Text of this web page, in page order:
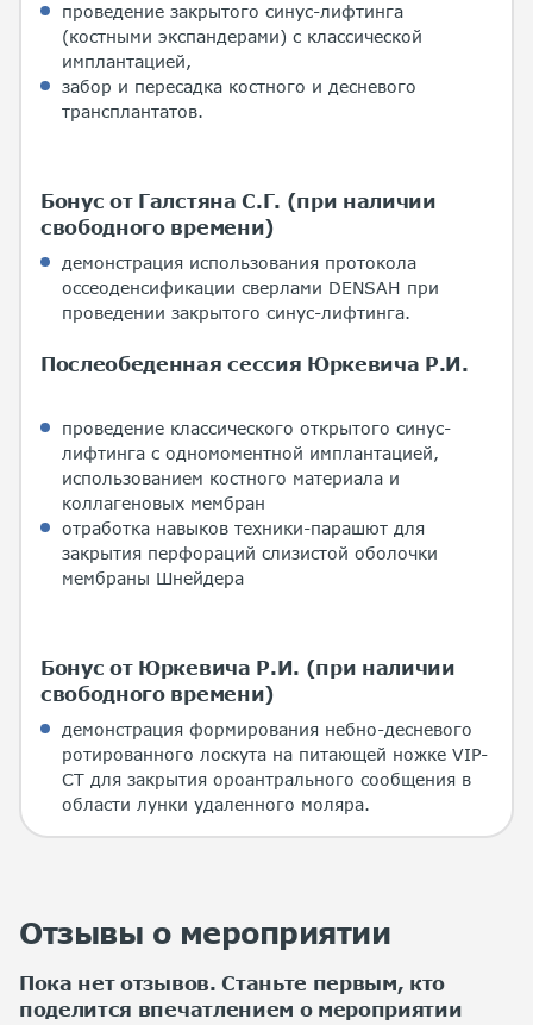
проведение закрытого синус-лифтинга
(костными экспандерами) с классической
имплантацией,
забор и пересадка костного и десневого
трансплантатов.
Бонус от Галстяна С.Г. (при наличии
свободного времени)
демонстрация использования протокола
оссеоденсификации сверлами DENSAH при
проведении закрытого синус-лифтинга.
Послеобеденная сессия Юркевича Р.И.
проведение классического открытого синус-
лифтинга с одномоментной имплантацией,
использованием костного материала и
коллагеновых мембран
отработка навыков техники-парашют для
закрытия перфораций слизистой оболочки
мембраны Шнейдера
Бонус от Юркевича Р.И. (при наличии
свободного времени)
демонстрация формирования небно-десневого
ротированного лоскута на питающей ножке VIP-
CT для закрытия ороантрального сообщения в
области лунки удаленного моляра.
Отзывы о мероприятии
Пока нет отзывов. Станьте первым, кто
поделится впечатлением о мероприятии